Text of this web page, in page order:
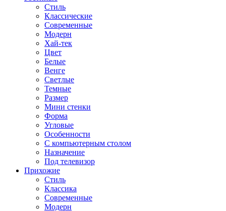
Стиль
Классические
Современные
Модерн
Хай-тек
Цвет
Белые
Венге
Светлые
Темные
Размер
Мини стенки
Форма
Угловые
Особенности
С компьютерным столом
Назначение
Под телевизор
Прихожие
Стиль
Классика
Современные
Модерн